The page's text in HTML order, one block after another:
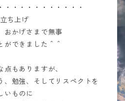
・・・・・・・・・・・
ち上げ
おかげさまで無事
ができました＾＾
もありますが、
、勉強、そしてリスペクトを
いものに